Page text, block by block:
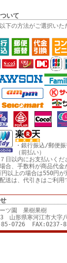
いて
下の方法がご選択いた
・銀行振込/郵便
（前払い）
日以内にお支払いくだ
合、手数料が商品代
以上の場合は550円が
送は、代引きはご利用
ツ園 果樹果樹
山形県寒河江市大字
85-0726 FAX:0237-